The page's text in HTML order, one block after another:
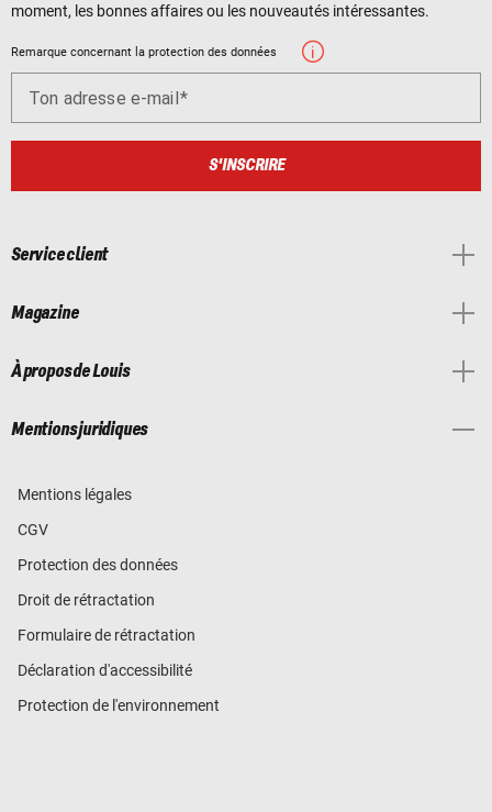
moment, les bonnes affaires ou les nouveautés intéressantes.
Remarque concernant la protection des données
Ton adresse e-mail
S'INSCRIRE
Service client
Magazine
À propos de Louis
Mentions juridiques
Mentions légales
CGV
Protection des données
Droit de rétractation
Formulaire de rétractation
Déclaration d'accessibilité
Protection de l'environnement